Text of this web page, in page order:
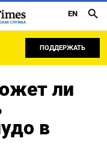
СЛУЖБА
EN
ПОДДЕРЖАТЬ
ли
в